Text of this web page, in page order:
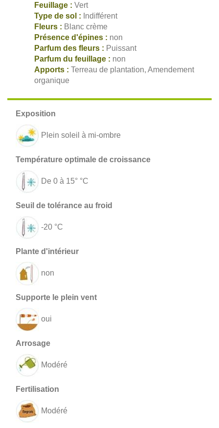
Feuillage : Vert
Type de sol : Indifférent
Fleurs : Blanc crème
Présence d'épines : non
Parfum des fleurs : Puissant
Parfum du feuillage : non
Apports : Terreau de plantation, Amendement
organique
Plein soleil à mi-ombre
De 0 à 15° °C
-20 °C
non
oui
Modéré
Modéré